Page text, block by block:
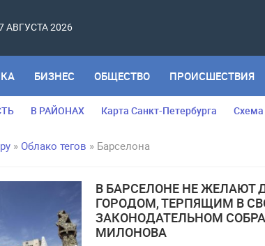
АВГУСТА 2026
БИЗНЕС ОБЩЕСТВО ПРОИСШЕСТВИЯ
В РАЙОНАХ Карта Санкт-Петербурга Схема
» Облако тегов » Барселона
В БАРСЕЛОНЕ НЕ ЖЕЛАЮТ
ГОРОДОМ, ТЕРПЯЩИМ В
ЗАКОНОДАТЕЛЬНОМ
МИЛОНОВА